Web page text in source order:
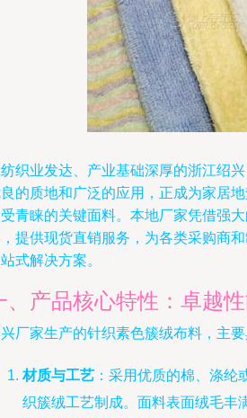
织业发达、产业基础深厚的浙江绍
的质地和广泛的应用，正成为家居
青睐的关键面料。本地厂家凭借强
提供现货直销服务，为各类采购商
式解决方案。
、产品核心特性：卓越
厂家生产的针织素色簇绒布料，主
材质与工艺 ：采用优质的棉、涤
织簇绒工艺制成。面料表面绒毛丰